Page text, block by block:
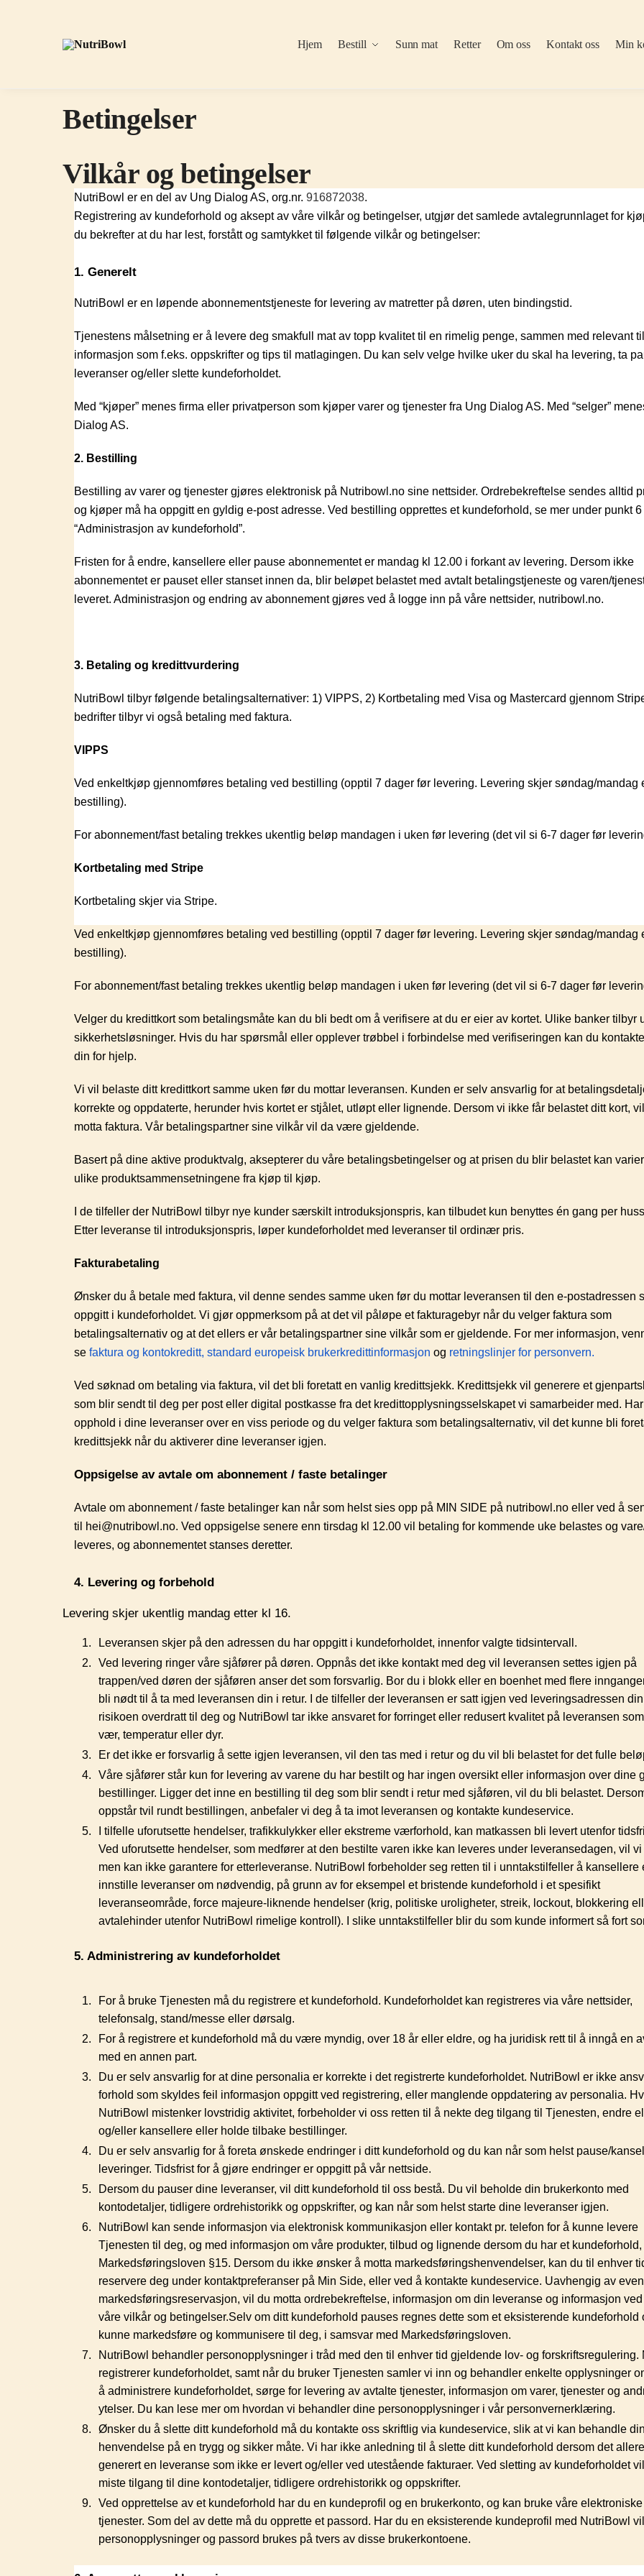
Hjem Bestill Sunn mat Retter Om oss Kontakt oss Min
Betingelser
Vilkår og betingelser
NutriBowl er en del av Ung Dialog AS, org.nr. 916872038.
Registrering av kundeforhold og aksept av våre vilkår og betingelser, utgjør det samlede avtalegrunnlaget for
du bekrefter at du har lest, forstått og samtykket til følgende vilkår og betingelser:
1. Generelt
NutriBowl er en løpende abonnementstjeneste for levering av matretter på døren, uten bindingstid.
Tjenestens målsetning er å levere deg smakfull mat av topp kvalitet til en rimelig penge, sammen med relevant
informasjon som f.eks. oppskrifter og tips til matlagingen. Du kan selv velge hvilke uker du skal ha levering, ta
leveranser og/eller slette kundeforholdet.
Med “kjøper” menes firma eller privatperson som kjøper varer og tjenester fra Ung Dialog AS. Med “selger”
Dialog AS.
2. Bestilling
Bestilling av varer og tjenester gjøres elektronisk på Nutribowl.no sine nettsider. Ordrebekreftelse sendes alltid
og kjøper må ha oppgitt en gyldig e-post adresse. Ved bestilling opprettes et kundeforhold, se mer under punkt 6
“Administrasjon av kundeforhold”.
Fristen for å endre, kansellere eller pause abonnementet er mandag kl 12.00 i forkant av levering. Dersom ikke
abonnementet er pauset eller stanset innen da, blir beløpet belastet med avtalt betalingstjeneste og varen/
leveret. Administrasjon og endring av abonnement gjøres ved å logge inn på våre nettsider, nutribowl.no.
3. Betaling og kredittvurdering
NutriBowl tilbyr følgende betalingsalternativer: 1) VIPPS, 2) Kortbetaling med Visa og Mastercard gjennom
bedrifter tilbyr vi også betaling med faktura.
VIPPS
Ved enkeltkjøp gjennomføres betaling ved bestilling (opptil 7 dager før levering. Levering skjer søndag/mandag
bestilling).
For abonnement/fast betaling trekkes ukentlig beløp mandagen i uken før levering (det vil si 6-7 dager før
Kortbetaling med Stripe
Kortbetaling skjer via Stripe.
Ved enkeltkjøp gjennomføres betaling ved bestilling (opptil 7 dager før levering. Levering skjer søndag/mandag
bestilling).
For abonnement/fast betaling trekkes ukentlig beløp mandagen i uken før levering (det vil si 6-7 dager før
Velger du kredittkort som betalingsmåte kan du bli bedt om å verifisere at du er eier av kortet. Ulike banker tilbyr
sikkerhetsløsninger. Hvis du har spørsmål eller opplever trøbbel i forbindelse med verifiseringen kan du
din for hjelp.
Vi vil belaste ditt kredittkort samme uken før du mottar leveransen. Kunden er selv ansvarlig for at
korrekte og oppdaterte, herunder hvis kortet er stjålet, utløpt eller lignende. Dersom vi ikke får belastet ditt kort,
motta faktura. Vår betalingspartner sine vilkår vil da være gjeldende.
Basert på dine aktive produktvalg, aksepterer du våre betalingsbetingelser og at prisen du blir belastet kan
ulike produktsammensetningene fra kjøp til kjøp.
I de tilfeller der NutriBowl tilbyr nye kunder særskilt introduksjonspris, kan tilbudet kun benyttes én gang per
Etter leveranse til introduksjonspris, løper kundeforholdet med leveranser til ordinær pris.
Fakturabetaling
Ønsker du å betale med faktura, vil denne sendes samme uken før du mottar leveransen til den e-postadressen
oppgitt i kundeforholdet. Vi gjør oppmerksom på at det vil påløpe et fakturagebyr når du velger faktura som
betalingsalternativ og at det ellers er vår betalingspartner sine vilkår som er gjeldende. For mer informasjon,
se faktura og kontokreditt, standard europeisk brukerkredittinformasjon og retningslinjer for personvern.
Ved søknad om betaling via faktura, vil det bli foretatt en vanlig kredittsjekk. Kredittsjekk vil generere et
som blir sendt til deg per post eller digital postkasse fra det kredittopplysningsselskapet vi samarbeider med.
opphold i dine leveranser over en viss periode og du velger faktura som betalingsalternativ, vil det kunne bli
kredittsjekk når du aktiverer dine leveranser igjen.
Oppsigelse av avtale om abonnement / faste betalinger
Avtale om abonnement / faste betalinger kan når som helst sies opp på MIN SIDE på nutribowl.no eller ved å
til hei@nutribowl.no. Ved oppsigelse senere enn tirsdag kl 12.00 vil betaling for kommende uke belastes og
leveres, og abonnementet stanses deretter.
4. Levering og forbehold
Levering skjer ukentlig mandag etter kl 16.
Leveransen skjer på den adressen du har oppgitt i kundeforholdet, innenfor valgte tidsintervall.
Ved levering ringer våre sjåfører på døren. Oppnås det ikke kontakt med deg vil leveransen settes igjen på
trappen/ved døren der sjåføren anser det som forsvarlig. Bor du i blokk eller en boenhet med flere
bli nødt til å ta med leveransen din i retur. I de tilfeller der leveransen er satt igjen ved leveringsadressen
risikoen overdratt til deg og NutriBowl tar ikke ansvaret for forringet eller redusert kvalitet på leveransen
vær, temperatur eller dyr.
Er det ikke er forsvarlig å sette igjen leveransen, vil den tas med i retur og du vil bli belastet for det fulle
Våre sjåfører står kun for levering av varene du har bestilt og har ingen oversikt eller informasjon over dine
bestillinger. Ligger det inne en bestilling til deg som blir sendt i retur med sjåføren, vil du bli belastet.
oppstår tvil rundt bestillingen, anbefaler vi deg å ta imot leveransen og kontakte kundeservice.
I tilfelle uforutsette hendelser, trafikkulykker eller ekstreme værforhold, kan matkassen bli levert utenfor
Ved uforutsette hendelser, som medfører at den bestilte varen ikke kan leveres under leveransedagen, vil
men kan ikke garantere for etterleveranse. NutriBowl forbeholder seg retten til i unntakstilfeller å kansellere
innstille leveranser om nødvendig, på grunn av for eksempel et bristende kundeforhold i et spesifikt
leveranseområde, force majeure-liknende hendelser (krig, politiske uroligheter, streik, lockout, blokkering
avtalehinder utenfor NutriBowl rimelige kontroll). I slike unntakstilfeller blir du som kunde informert så fort
5. Administrering av kundeforholdet
For å bruke Tjenesten må du registrere et kundeforhold. Kundeforholdet kan registreres via våre nettsider,
telefonsalg, stand/messe eller dørsalg.
For å registrere et kundeforhold må du være myndig, over 18 år eller eldre, og ha juridisk rett til å inngå en
med en annen part.
Du er selv ansvarlig for at dine personalia er korrekte i det registrerte kundeforholdet. NutriBowl er ikke
forhold som skyldes feil informasjon oppgitt ved registrering, eller manglende oppdatering av personalia.
NutriBowl mistenker lovstridig aktivitet, forbeholder vi oss retten til å nekte deg tilgang til Tjenesten, endre
og/eller kansellere eller holde tilbake bestillinger.
Du er selv ansvarlig for å foreta ønskede endringer i ditt kundeforhold og du kan når som helst pause/
leveringer. Tidsfrist for å gjøre endringer er oppgitt på vår nettside.
Dersom du pauser dine leveranser, vil ditt kundeforhold til oss bestå. Du vil beholde din brukerkonto med
kontodetaljer, tidligere ordrehistorikk og oppskrifter, og kan når som helst starte dine leveranser igjen.
NutriBowl kan sende informasjon via elektronisk kommunikasjon eller kontakt pr. telefon for å kunne levere
Tjenesten til deg, og med informasjon om våre produkter, tilbud og lignende dersom du har et kundeforhold,
Markedsføringsloven §15. Dersom du ikke ønsker å motta markedsføringshenvendelser, kan du til enhver
reservere deg under kontaktpreferanser på Min Side, eller ved å kontakte kundeservice. Uavhengig av
markedsføringsreservasjon, vil du motta ordrebekreftelse, informasjon om din leveranse og informasjon
våre vilkår og betingelser.Selv om ditt kundeforhold pauses regnes dette som et eksisterende kundeforhold
kunne markedsføre og kommunisere til deg, i samsvar med Markedsføringsloven.
NutriBowl behandler personopplysninger i tråd med den til enhver tid gjeldende lov- og forskriftsregulering.
registrerer kundeforholdet, samt når du bruker Tjenesten samler vi inn og behandler enkelte opplysninger
å administrere kundeforholdet, sørge for levering av avtalte tjenester, informasjon om varer, tjenester og
ytelser. Du kan lese mer om hvordan vi behandler dine personopplysninger i vår personvernerklæring.
Ønsker du å slette ditt kundeforhold må du kontakte oss skriftlig via kundeservice, slik at vi kan behandle din
henvendelse på en trygg og sikker måte. Vi har ikke anledning til å slette ditt kundeforhold dersom det
generert en leveranse som ikke er levert og/eller ved utestående fakturaer. Ved sletting av kundeforholdet
miste tilgang til dine kontodetaljer, tidligere ordrehistorikk og oppskrifter.
Ved opprettelse av et kundeforhold har du en kundeprofil og en brukerkonto, og kan bruke våre elektroniske
tjenester. Som del av dette må du opprette et passord. Har du en eksisterende kundeprofil med NutriBowl
personopplysninger og passord brukes på tvers av disse brukerkontoene.